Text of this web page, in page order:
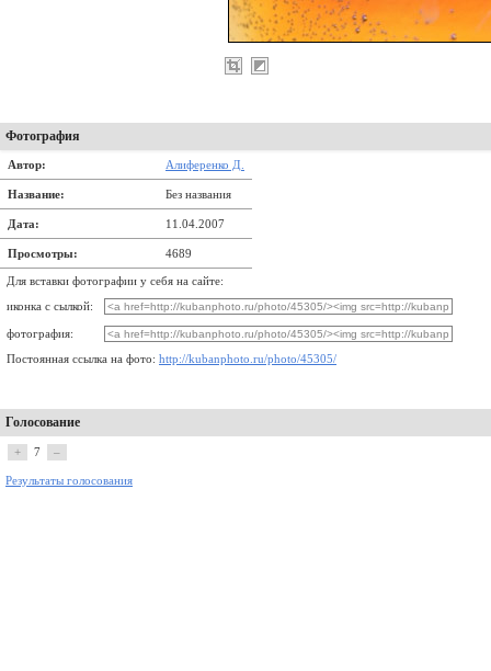
Фотография
Автор: Алиференко Д.
Название: Без названия
Дата: 11.04.2007
Просмотры: 4689
Для вставки фотографии у себя на сайте:
иконка с сылкой:
фотография:
Постоянная ссылка на фото: http://kubanphoto.ru/photo/45305/
Голосование
+ 7 –
Результаты голосования